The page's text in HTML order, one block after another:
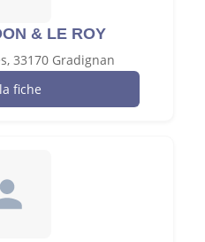
& LE ROY
33170 Gradignan
fiche